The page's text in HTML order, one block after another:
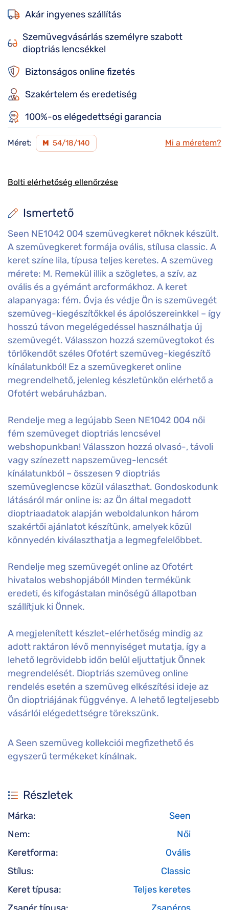
Ismertető
Seen NE1042 004 szemüvegkeret nőknek készült.
A szemüvegkeret formája ovális, stílusa classic. A
keret színe lila, típusa teljes keretes. A szemüveg
mérete: M. Remekül illik a szögletes, a szív, az
ovális és a gyémánt arcformákhoz. A keret
alapanyaga: fém. Óvja és védje Ön is szemüvegét
szemüveg-kiegészítőkkel és ápolószereinkkel – így
hosszú távon megelégedéssel használhatja új
szemüvegét. Válasszon hozzá szemüvegtokot és
törlőkendőt széles Ofotért szemüveg-kiegészítő
kínálatunkból! Ez a szemüvegkeret online
megrendelhető, jelenleg készletünkön elérhető a
Ofotért webáruházban.
Rendelje meg a legújabb Seen NE1042 004 női
fém szemüveget dioptriás lencsével
webshopunkban! Válasszon hozzá olvasó-, távoli
vagy színezett napszemüveg-lencsét
kínálatunkból – összesen 9 dioptriás
szemüveglencse közül választhat. Gondoskodunk
látásáról már online is: az Ön által megadott
dioptriaadatok alapján weboldalunkon három
szakértői ajánlatot készítünk, amelyek közül
könnyedén kiválaszthatja a legmegfelelőbbet.
Rendelje meg szemüvegét online az Ofotért
hivatalos webshopjából! Minden termékünk
eredeti, és kifogástalan minőségű állapotban
szállítjuk ki Önnek.
A megjelenített készlet-elérhetőség mindig az
adott raktáron lévő mennyiséget mutatja, így a
lehető legrövidebb időn belül eljuttatjuk Önnek
megrendelését. Dioptriás szemüveg online
rendelés esetén a szemüveg elkészítési ideje az
Ön dioptriájának függvénye. A lehető legteljesebb
vásárlói elégedettségre törekszünk.
A Seen szemüveg kollekciói megfizethető és
egyszerű termékeket kínálnak.
Részletek
Márka:
Seen
Nem:
Női
Keretforma:
Ovális
Stílus:
Classic
Keret típusa:
Teljes keretes
Akár ingyenes szállítás
Szemüvegvásárlás személyre szabott
dioptriás lencsékkel
Biztonságos online fizetés
Szakértelem és eredetiség
100%-os elégedettségi garancia
Méret: M 54/18/140 Mi a méretem?
Bolti elérhetőség ellenőrzése